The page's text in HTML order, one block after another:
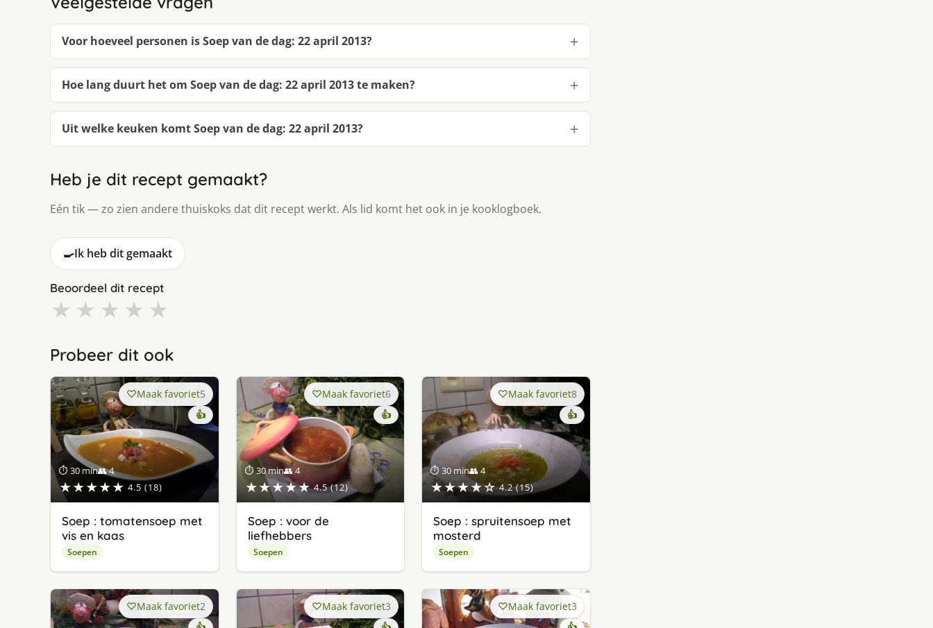
Voor hoeveel personen is Soep van de dag: 22 april 2013?
Hoe lang duurt het om Soep van de dag: 22 april 2013 te maken?
Uit welke keuken komt Soep van de dag: 22 april 2013?
Heb je dit recept gemaakt?
Eén tik — zo zien andere thuiskoks dat dit recept werkt. Als lid komt het ook in je kooklogboek.
🍳Ik heb dit gemaakt
Beoordeel dit recept
★ ★ ★ ★ ★
Probeer dit ook
⏱ 30 min👥 4
★★★★★ 4.5 (18)
Maak favoriet5
👍
Soep : tomatensoep met
vis en kaas
Soepen
⏱ 30 min👥 4
★★★★★ 4.5 (12)
Maak favoriet6
👍
Soep : voor de
liefhebbers
Soepen
⏱ 30 min👥 4
★★★★☆ 4.2 (15)
Maak favoriet8
👍
Soep : spruitensoep met
mosterd
Soepen
Maak favoriet2 Maak favoriet3 Maak favoriet3